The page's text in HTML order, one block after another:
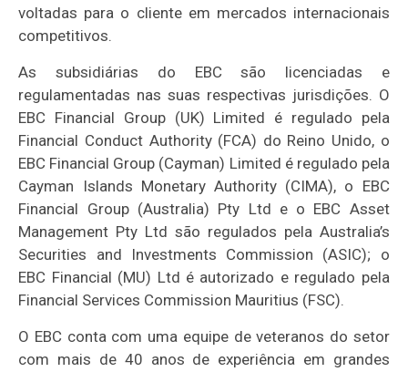
voltadas para o cliente em mercados internacionais
competitivos.
As subsidiárias do EBC são licenciadas e
regulamentadas nas suas respectivas jurisdições. O
EBC Financial Group (UK) Limited é regulado pela
Financial Conduct Authority (FCA) do Reino Unido, o
EBC Financial Group (Cayman) Limited é regulado pela
Cayman Islands Monetary Authority (CIMA), o EBC
Financial Group (Australia) Pty Ltd e o EBC Asset
Management Pty Ltd são regulados pela Australia’s
Securities and Investments Commission (ASIC); o
EBC Financial (MU) Ltd é autorizado e regulado pela
Financial Services Commission Mauritius (FSC).
O EBC conta com uma equipe de veteranos do setor
com mais de 40 anos de experiência em grandes